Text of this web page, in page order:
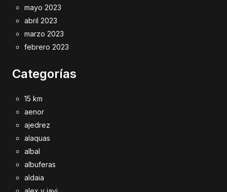
mayo 2023
abril 2023
marzo 2023
febrero 2023
Categorías
15 km
aenor
ajedrez
alaquas
albal
albuferas
aldaia